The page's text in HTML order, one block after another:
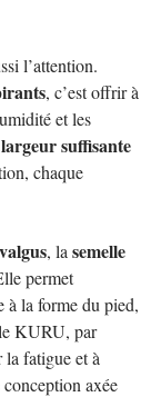
l’attention.
, c’est offrir à
et les
largeur suffisante
chaque
, la semelle
permet
à la forme du pied,
KURU, par
la fatigue et à
axée